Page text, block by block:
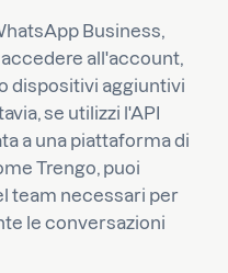
Business,
all'account,
dispositivi aggiuntivi
se utilizzi l'API
a una piattaforma di
Trengo, puoi
team necessari per
le conversazioni